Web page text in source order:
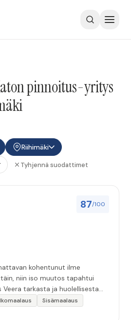
pinnoitus-yritys
Riihimäki
Tyhjennä suodattimet
87/100
kohentunut ilme
niin iso muutos tapahtui
tarkasta ja huolellisesta
palvelusta!”Sisämaalaus